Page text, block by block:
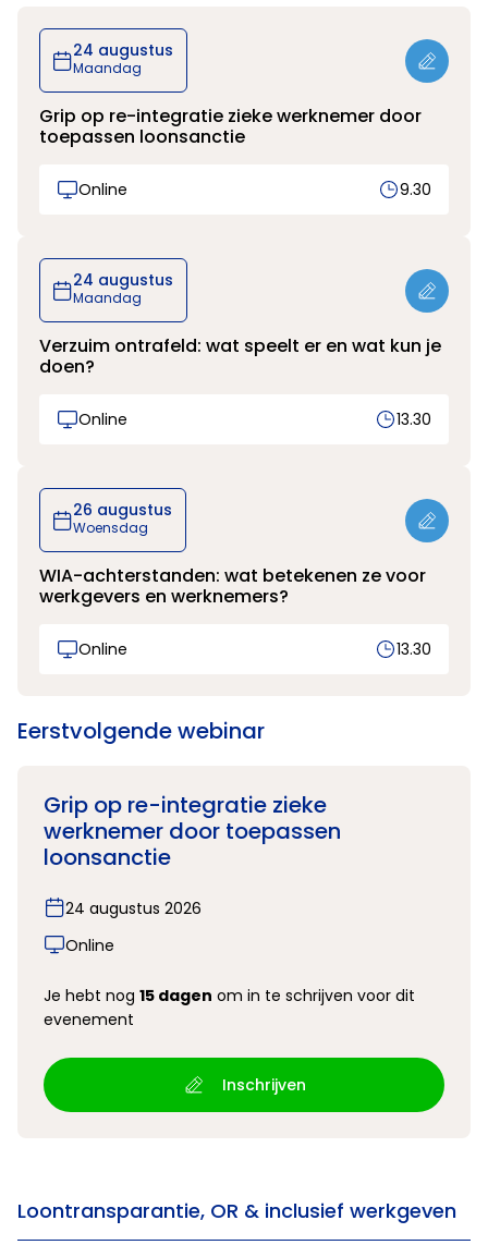
24 augustus
Maandag
Grip op re-integratie zieke werknemer door
toepassen loonsanctie
Online 9.30
24 augustus
Maandag
Verzuim ontrafeld: wat speelt er en wat kun je
doen?
Online 13.30
26 augustus
Woensdag
WIA-achterstanden: wat betekenen ze voor
werkgevers en werknemers?
Online 13.30
Eerstvolgende webinar
Grip op re-integratie zieke
werknemer door toepassen
loonsanctie
24 augustus 2026
Online
Je hebt nog 15 dagen om in te schrijven voor dit
evenement
Inschrijven
Loontransparantie, OR & inclusief werkgeven